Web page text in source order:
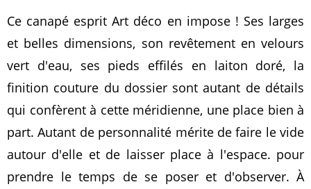
Ce canapé esprit Art déco en impose ! Ses larges
et belles dimensions, son revêtement en velours
vert d'eau, ses pieds effilés en laiton doré, la
finition couture du dossier sont autant de détails
qui confèrent à cette méridienne, une place bien à
part. Autant de personnalité mérite de faire le vide
autour d'elle et de laisser place à l'espace. pour
prendre le temps de se poser et d'observer. À